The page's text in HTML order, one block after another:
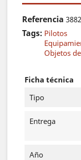
Referencia
Tags: Pilotos
Objetos
Ficha técnica
Tipo
Entrega
Año